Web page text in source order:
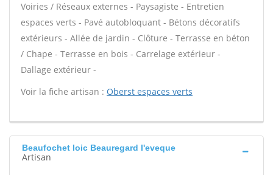
Voiries / Réseaux externes - Paysagiste - Entretien
espaces verts - Pavé autobloquant - Bétons décoratifs
extérieurs - Allée de jardin - Clôture - Terrasse en béton
/ Chape - Terrasse en bois - Carrelage extérieur -
Dallage extérieur -
Voir la fiche artisan : Oberst espaces verts
Beaufochet loic Beauregard l'eveque
Artisan